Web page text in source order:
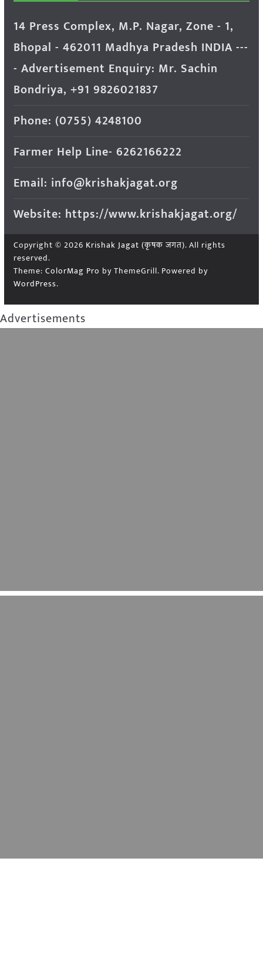
14 Press Complex, M.P. Nagar, Zone - 1,
Bhopal - 462011 Madhya Pradesh INDIA ---
- Advertisement Enquiry: Mr. Sachin
Bondriya, +91 9826021837
Phone: (0755) 4248100
Farmer Help Line- 6262166222
Email: info@krishakjagat.org
Website: https://www.krishakjagat.org/
Copyright © 2026 Krishak Jagat (कृषक जगत). All rights
reserved.
Theme: ColorMag Pro by ThemeGrill. Powered by
WordPress.
Advertisements